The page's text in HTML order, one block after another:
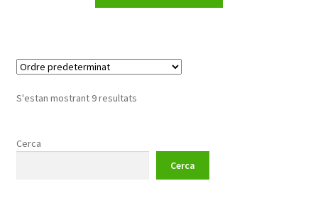
S'estan mostrant 9 resultats
Cerca
Cerca